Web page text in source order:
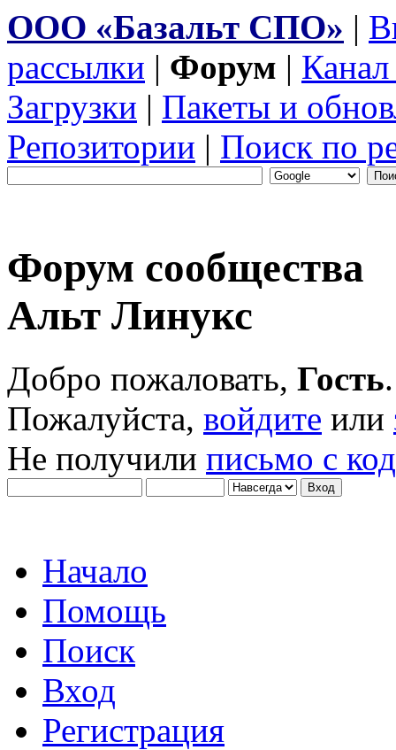
ООО «Базальт СПО» |
рассылки | Форум |
Загрузки | Пакеты и
Репозитории | Поиск по
Форум сообщества
Альт Линукс
Добро пожаловать, Гость.
Пожалуйста, войдите или
Не получили письмо с
Начало
Помощь
Поиск
Вход
Регистрация